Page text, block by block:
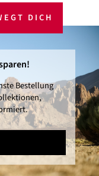
DICH
Bestellung